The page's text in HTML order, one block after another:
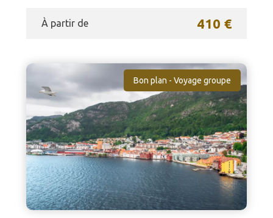
À partir de 410 €
Bon plan - Voyage groupe